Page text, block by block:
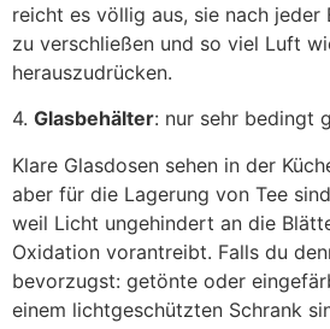
reicht es völlig aus, sie nach jeder
zu verschließen und so viel Luft
herauszudrücken.
4. Glasbehälter: nur sehr bedingt
Klare Glasdosen sehen in der
aber für die Lagerung von Tee
weil Licht ungehindert an die
Oxidation vorantreibt. Falls du
bevorzugst: getönte oder
einem lichtgeschützten Schrank